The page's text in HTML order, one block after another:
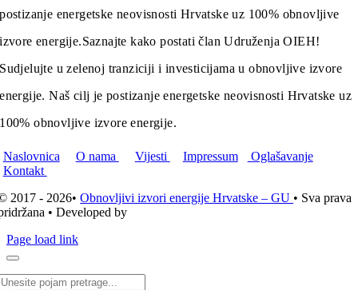
postizanje energetske neovisnosti Hrvatske uz 100% obnovljive
izvore energije.Saznajte kako postati član Udruženja OIEH!
Sudjelujte u zelenoj tranziciji i investicijama u obnovljive izvore
energije. Naš cilj je postizanje energetske neovisnosti Hrvatske uz
100% obnovljive izvore energije.
Naslovnica O nama Vijesti Impressum
Oglašavanje
Kontakt
2017 - 2026•Obnovljivi izvori energije Hrvatske – GU • Sva prava
• Developed by
Page load link